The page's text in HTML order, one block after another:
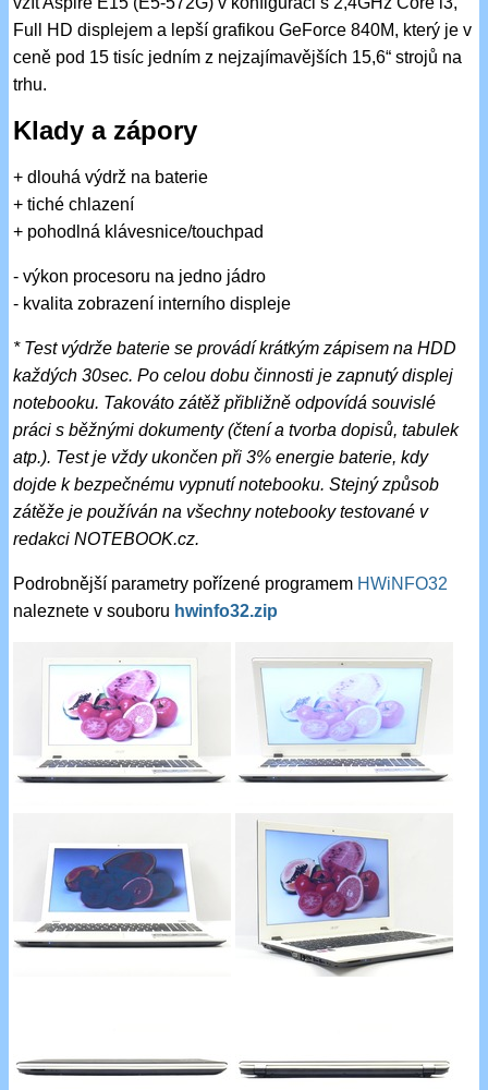
Full HD displejem a lepší grafikou GeForce 840M, který je v
ceně pod 15 tisíc jedním z nejzajímavějších 15,6“ strojů na
trhu.
Klady a zápory
+ dlouhá výdrž na baterie
+ tiché chlazení
+ pohodlná klávesnice/touchpad
- výkon procesoru na jedno jádro
- kvalita zobrazení interního displeje
* Test výdrže baterie se provádí krátkým zápisem na HDD
každých 30sec. Po celou dobu činnosti je zapnutý displej
notebooku. Takováto zátěž přibližně odpovídá souvislé
práci s běžnými dokumenty (čtení a tvorba dopisů, tabulek
atp.). Test je vždy ukončen při 3% energie baterie, kdy
dojde k bezpečnému vypnutí notebooku. Stejný způsob
zátěže je používán na všechny notebooky testované v
redakci NOTEBOOK.cz.
Podrobnější parametry pořízené programem HWiNFO32
naleznete v souboru hwinfo32.zip